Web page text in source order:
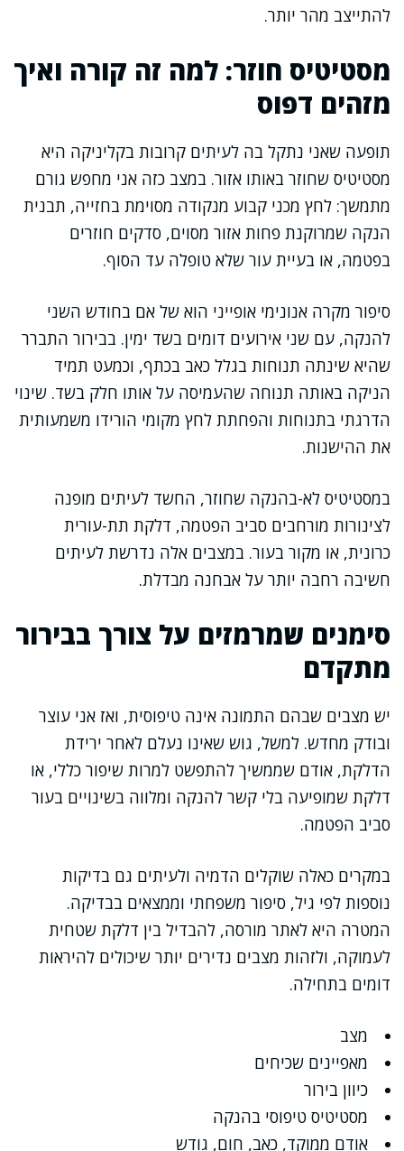
להתייצב מהר יותר.
מסטיטיס חוזר: למה זה קורה ואיך
מזהים דפוס
תופעה שאני נתקל בה לעיתים קרובות בקליניקה היא
מסטיטיס שחוזר באותו אזור. במצב כזה אני מחפש גורם
מתמשך: לחץ מכני קבוע מנקודה מסוימת בחזייה, תבנית
הנקה שמרוקנת פחות אזור מסוים, סדקים חוזרים
בפטמה, או בעיית עור שלא טופלה עד הסוף.
סיפור מקרה אנונימי אופייני הוא של אם בחודש השני
להנקה, עם שני אירועים דומים בשד ימין. בבירור התברר
שהיא שינתה תנוחות בגלל כאב בכתף, וכמעט תמיד
הניקה באותה תנוחה שהעמיסה על אותו חלק בשד. שינוי
הדרגתי בתנוחות והפחתת לחץ מקומי הורידו משמעותית
את ההישנות.
במסטיטיס לא-בהנקה שחוזר, החשד לעיתים מופנה
לצינורות מורחבים סביב הפטמה, דלקת תת-עורית
כרונית, או מקור בעור. במצבים אלה נדרשת לעיתים
חשיבה רחבה יותר על אבחנה מבדלת.
סימנים שמרמזים על צורך בבירור
מתקדם
יש מצבים שבהם התמונה אינה טיפוסית, ואז אני עוצר
ובודק מחדש. למשל, גוש שאינו נעלם לאחר ירידת
הדלקת, אודם שממשיך להתפשט למרות שיפור כללי, או
דלקת שמופיעה בלי קשר להנקה ומלווה בשינויים בעור
סביב הפטמה.
במקרים כאלה שוקלים הדמיה ולעיתים גם בדיקות
נוספות לפי גיל, סיפור משפחתי וממצאים בבדיקה.
המטרה היא לאתר מורסה, להבדיל בין דלקת שטחית
לעמוקה, ולזהות מצבים נדירים יותר שיכולים להיראות
דומים בתחילה.
מצב
מאפיינים שכיחים
כיוון בירור
מסטיטיס טיפוסי בהנקה
אודם ממוקד, כאב, חום, גודש